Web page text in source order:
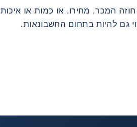
המכר, מחירו, או כמות או איכות
גם להיות בתחום החשבונאות.